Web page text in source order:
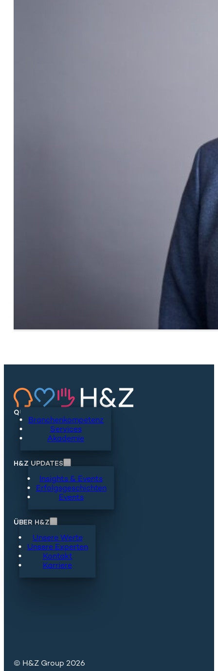
QUICKLINKS
Branchenkompetenz
Services
Akademie
H&Z UPDATES
Insights & Events
Erfolgsgeschichten
Events
ÜBER H&Z
Unsere Werte
Unsere Experten
Kontakt
Karriere
© H&Z Group 2026